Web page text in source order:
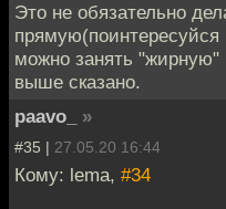
Это не обязательно
можно занять
выше сказано.
paavo_
»
#35 | 27.05.20 16:44
Кому: lema, #34